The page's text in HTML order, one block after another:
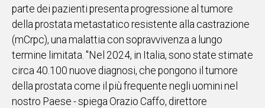
parte dei pazienti presenta progressione al tumore
della prostata metastatico resistente alla castrazione
(mCrpc), una malattia con sopravvivenza a lungo
termine limitata. "Nel 2024, in Italia, sono state stimate
circa 40.100 nuove diagnosi, che pongono il tumore
della prostata come il più frequente negli uomini nel
nostro Paese - spiega Orazio Caffo, direttore